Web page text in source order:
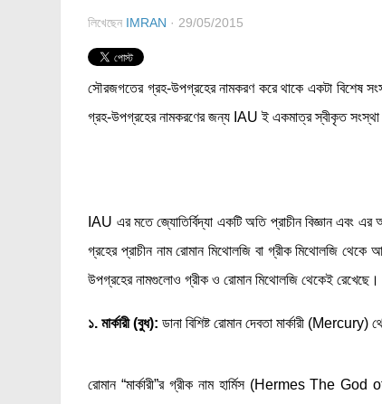
লিখেছেন IMRAN · 29/05/2015
সৌরজগতের গ্রহ-উপগ্রহের নামকরণ করে থাকে একটা
গ্রহ-উপগ্রহের নামকরণের জন্য IAU ই একমাত্র স্বীকৃত
IAU এর মতে জ্যোতির্বিদ্যা একটি অতি প্রাচীন বিজ্ঞান এবং
গ্রহের প্রাচীন নাম রোমান মিথোলজি বা গ্রীক মিথোলজি
উপগ্রহের নামগুলোও গ্রীক ও রোমান মিথোলজি থেকেই রেখেছে।
১. মার্কারী (বুধ): ডানা বিশিষ্ট রোমান দেবতা মার্কারী (Mercury)
রোমান “মার্কারী”র গ্রীক নাম হার্মিস (Hermes The